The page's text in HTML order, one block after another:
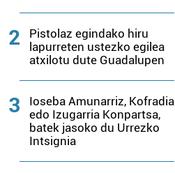
2
Pistolaz egindako hiru
lapurreten ustezko egilea
atxilotu dute Guadalupen
3
Ioseba Amunarriz, Kofradia
edo Izugarria Konpartsa,
batek jasoko du Urrezko
Intsignia